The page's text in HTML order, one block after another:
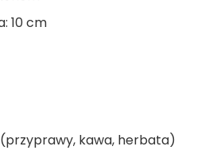
10 cm
kawa, herbata)